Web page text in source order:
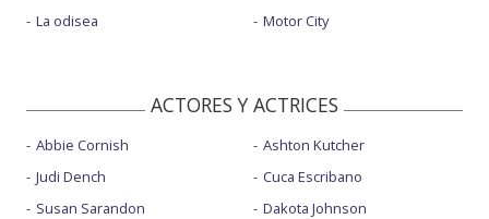
La odisea
Motor City
ACTORES Y ACTRICES
Abbie Cornish
Judi Dench
Susan Sarandon
Ashton Kutcher
Cuca Escribano
Dakota Johnson